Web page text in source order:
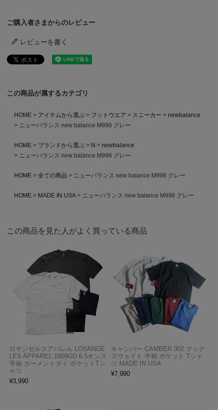
ご購入者さまからのレビュー
レビューを書く
この商品が属するカテゴリ
HOME アイテムから選ぶ フットウエア スニーカー
newbalance
ニューバランス new balance M998 グレー
HOME ブランドから選ぶ N
newbalance
ニューバランス new balance M998 グレー
HOME 全ての商品 ニューバランス new balance M998 グレー
HOME MADE IN USA ニューバランス new balance M998 グレー
この商品を見た人がよく買っている商品
ロサンゼルスアパレル LOSANGE
LES APPAREL 1809GD 6.5オンス
半袖 ガーメントダイ ポケットTシ
ャツ
¥3,990
キャンバー CAMBER 302 マック
スウェイト 半袖 ポケット Tシャ
ツ MADE IN USA
¥7,990